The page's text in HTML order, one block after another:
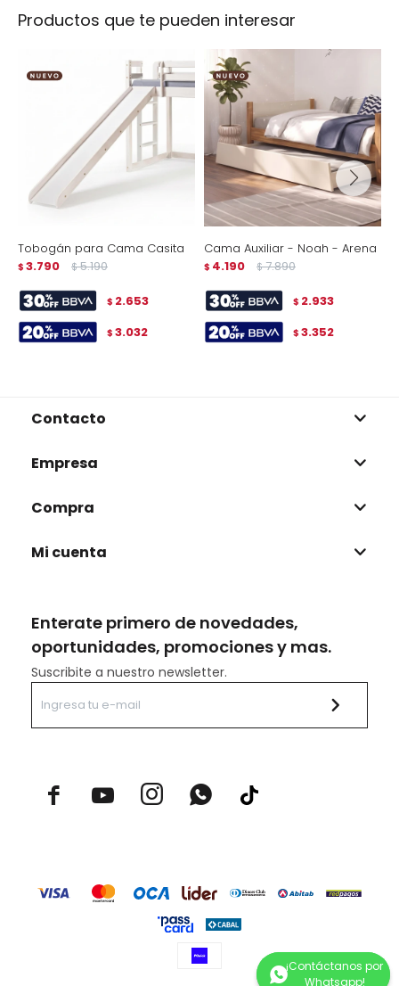
Productos que te pueden interesar
Tobogán para Cama Casita
$ 3.790 $ 5.190
$ 2.653
$ 3.032
Cama Auxiliar - Noah - Arena
$ 4.190 $ 7.890
$ 2.933
$ 3.352
Enterate primero de novedades,
oportunidades, promociones y mas.
Suscribite a nuestro newsletter.
  
Contacto
Empresa
Compra
Mi cuenta